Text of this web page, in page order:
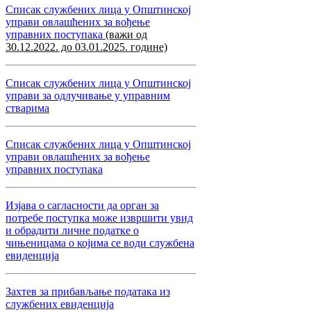
Списак службених лица у Општинској
управи овлашћених за вођење
управних поступака (важи од
30.12.2022. до 03.01.2025. године)
Списак службених лица у Општинској
управи за одлучивање у управним
стварима
Списак службених лица у Општинској
управи овлашћених за вођење
управних поступака
Изјава о сагласности да орган за
потребе поступка може извршити увид
и обрадити личне податке о
чињеницама о којима се води службена
евиденција
Захтев за прибављање података из
службених евиденција